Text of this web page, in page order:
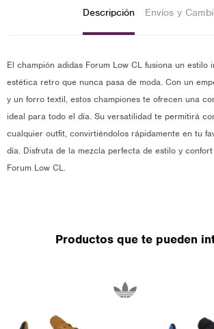
Descripción Envíos y
El champión adidas Forum Low CL fusiona un estilo
estética retro que nunca pasa de moda. Con un
y un forro textil, estos championes te ofrecen una
ideal para todo el día. Su versatilidad te permitirá
cualquier outfit, convirtiéndolos rápidamente en tu
día. Disfruta de la mezcla perfecta de estilo y
Forum Low CL.
Productos que te pueden